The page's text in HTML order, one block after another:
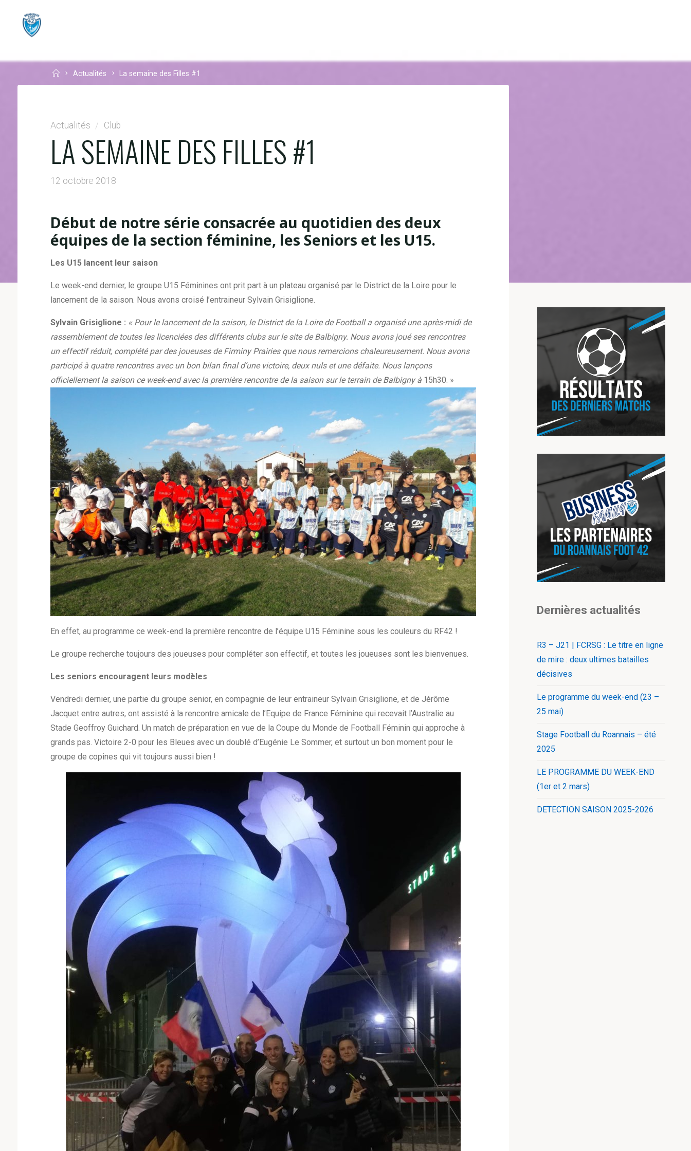
content
HomeActualités La semaine des Filles #1
Actualités / Club
LA SEMAINE DES FILLES #1
12 octobre 2018
Début de notre série consacrée au quotidien des deux
équipes de la section féminine, les Seniors et les U15.
Les U15 lancent leur saison
Le week-end dernier, le groupe U15 Féminines ont prit part à un plateau organisé par le District de la Loire pour le
lancement de la saison. Nous avons croisé l’entraineur Sylvain Grisiglione.
Sylvain Grisiglione : « Pour le lancement de la saison, le District de la Loire de Football a organisé une après-midi de
rassemblement de toutes les licenciées des différents clubs sur le site de Balbigny. Nous avons joué ses rencontres
un effectif réduit, complété par des joueuses de Firminy Prairies que nous remercions chaleureusement. Nous avons
participé à quatre rencontres avec un bon bilan final d’une victoire, deux nuls et une défaite. Nous lançons
officiellement la saison ce week-end avec la première rencontre de la saison sur le terrain de Balbigny à 15h30. »
En effet, au programme ce week-end la première rencontre de l’équipe U15 Féminine sous les couleurs du RF42 !
Le groupe recherche toujours des joueuses pour compléter son effectif, et toutes les joueuses sont les bienvenues.
Les seniors encouragent leurs modèles
Vendredi dernier, une partie du groupe senior, en compagnie de leur entraineur Sylvain Grisiglione, et de Jérôme
Jacquet entre autres, ont assisté à la rencontre amicale de l’Equipe de France Féminine qui recevait l’Australie au
Stade Geoffroy Guichard. Un match de préparation en vue de la Coupe du Monde de Football Féminin qui approche à
grands pas. Victoire 2-0 pour les Bleues avec un doublé d’Eugénie Le Sommer, et surtout un bon moment pour le
groupe de copines qui vit toujours aussi bien !
Dernières actualités
R3 – J21 | FCRSG : Le titre en ligne
de mire : deux ultimes batailles
décisives
Le programme du week-end (23 –
25 mai)
Stage Football du Roannais – été
2025
LE PROGRAMME DU WEEK-END
(1er et 2 mars)
DETECTION SAISON 2025-2026